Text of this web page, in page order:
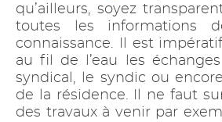
qu’ailleurs, soyez
toutes les informations
connaissance. Il est
au fil de l’eau les
syndical, le syndic ou
de la résidence. Il ne faut
des travaux à venir par